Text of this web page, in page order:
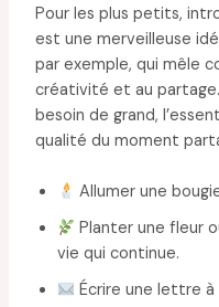
Pour les plus petits,
est une merveilleuse
par exemple, qui mêle
créativité et au
besoin de grand,
qualité du moment
Allumer une
Planter une fleur
vie qui continue.
Écrire une lettre à